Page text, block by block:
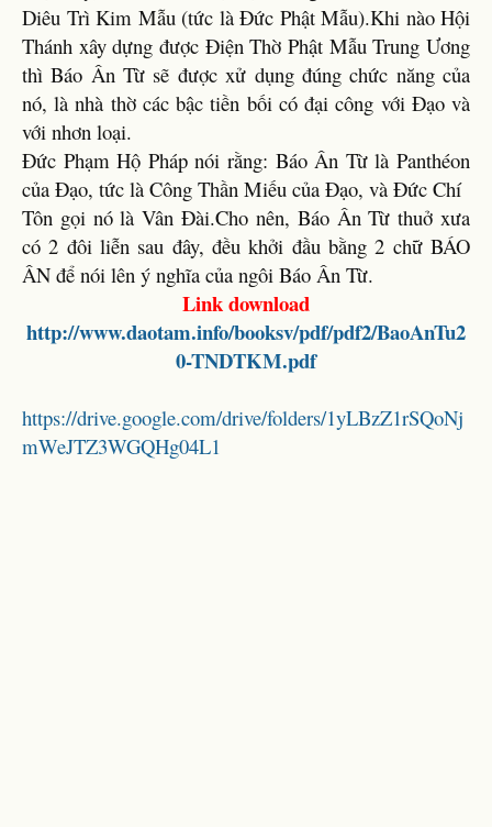
Diêu Trì Kim Mẫu (tức là Đức Phật Mẫu).Khi nào Hội
Thánh xây dựng được Điện Thờ Phật Mẫu Trung Ương
thì Báo Ân Từ sẽ được xử dụng đúng chức năng của
nó, là nhà thờ các bậc tiền bối có đại công với Đạo và
với nhơn loại.
Đức Phạm Hộ Pháp nói rằng: Báo Ân Từ là Panthéon
của Đạo, tức là Công Thần Miếu của Đạo, và Đức Chí
Tôn gọi nó là Vân Đài.Cho nên, Báo Ân Từ thuở xưa
có 2 đôi liễn sau đây, đều khởi đầu bằng 2 chữ BÁO
ÂN để nói lên ý nghĩa của ngôi Báo Ân Từ.
Link download
http://www.daotam.info/booksv/pdf/pdf2/BaoAnTu2
0-TNDTKM.pdf
https://drive.google.com/drive/folders/1yLBzZ1rSQoNj
mWeJTZ3WGQHg04L1